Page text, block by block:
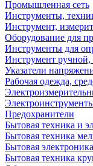
Промышленная сеть
Инструменты,
Инструмент,
Оборудование для
Инструменты для
Инструмент ручной,
Указатели
Рабочая одежда,
Предохранители
Бытовая техника и
Бытовая техника
Бытовая электроника
Бытовая техника